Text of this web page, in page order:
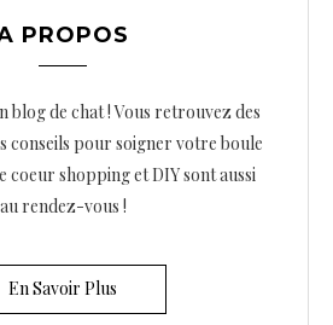
PROPOS
blog de chat ! Vous retrouvez des
conseils pour soigner votre boule
coeur shopping et DIY sont aussi
au rendez-vous !
En Savoir Plus